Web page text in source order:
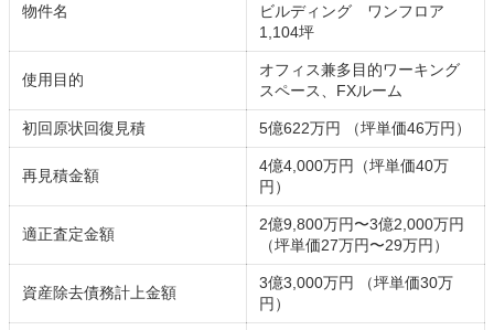
物件名
ビルディング ワンフロア
1,104坪
使用目的
オフィス兼多目的ワーキング
スペース、FXルーム
初回原状回復見積 5億622万円 （坪単価46万円）
再見積金額
4億4,000万円（坪単価40万
円）
適正査定金額
2億9,800万円〜3億2,000万円
（坪単価27万円〜29万円）
資産除去債務計上金額
3億3,000万円 （坪単価30万
円）